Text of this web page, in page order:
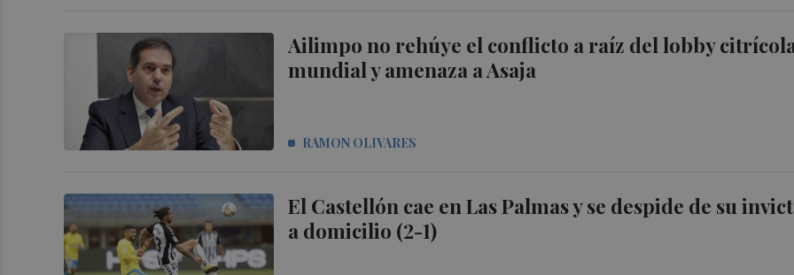
Ailimpo no rehúye el conflicto a raíz del lobby
mundial y amenaza a Asaja
RAMON OLIVARES
El Castellón cae en Las Palmas y se despide de su
a domicilio (2-1)